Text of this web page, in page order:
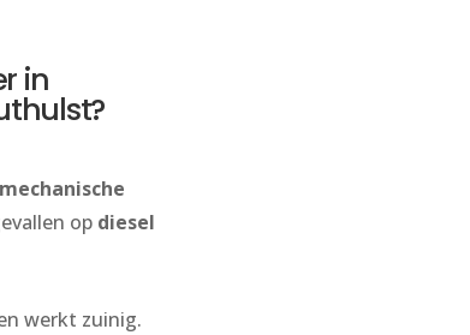
in
mechanische
op diesel
werkt zuinig.